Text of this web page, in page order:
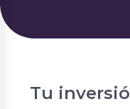
Tu